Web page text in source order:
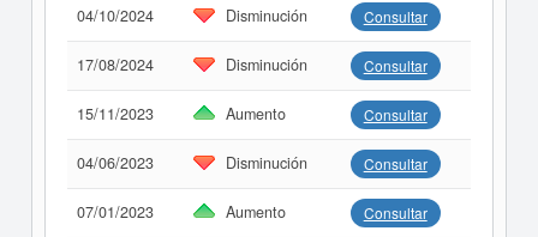
04/10/2024 Disminución Consultar
17/08/2024 Disminución Consultar
15/11/2023 Aumento Consultar
04/06/2023 Disminución Consultar
07/01/2023 Aumento Consultar